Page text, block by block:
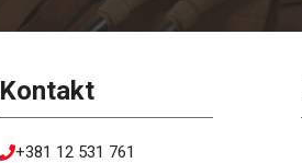
Kontakt
+381 12 531 761